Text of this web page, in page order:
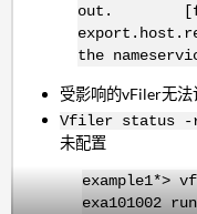
out.
the
受影响的vFiler无
Vfiler status
未配置
example1*>
exa101002